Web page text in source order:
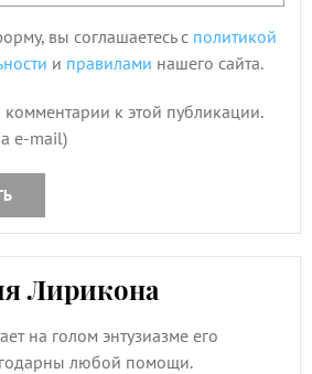
вы соглашаетесь с политикой
и правилами нашего сайта.
комментарии к этой публикации.
e-mail)
Лирикона
на голом энтузиазме его
любой помощи.